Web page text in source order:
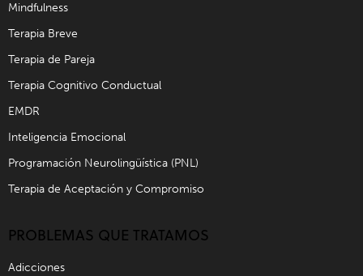
Mindfulness
Terapia Breve
Terapia de Pareja
Terapia Cognitivo Conductual
EMDR
Inteligencia Emocional
Programación Neurolingüística (PNL)
Terapia de Aceptación y Compromiso
PROBLEMAS QUE TRATAMOS
Adicciones